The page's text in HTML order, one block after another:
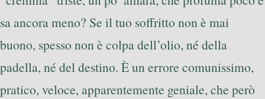
sa ancora meno? Se il tuo soffritto non è mai
buono, spesso non è colpa dell’olio, né della
padella, né del destino. È un errore comunissimo,
pratico, veloce, apparentemente geniale, che però